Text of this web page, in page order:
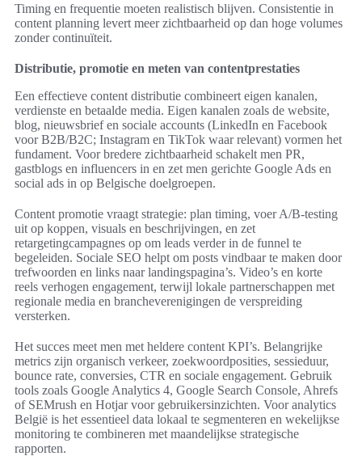
Timing en frequentie moeten realistisch blijven. Consistentie in
content planning levert meer zichtbaarheid op dan hoge volumes
zonder continuïteit.
Distributie, promotie en meten van contentprestaties
Een effectieve content distributie combineert eigen kanalen,
verdienste en betaalde media. Eigen kanalen zoals de website,
blog, nieuwsbrief en sociale accounts (LinkedIn en Facebook
voor B2B/B2C; Instagram en TikTok waar relevant) vormen het
fundament. Voor bredere zichtbaarheid schakelt men PR,
gastblogs en influencers in en zet men gerichte Google Ads en
social ads in op Belgische doelgroepen.
Content promotie vraagt strategie: plan timing, voer A/B-testing
uit op koppen, visuals en beschrijvingen, en zet
retargetingcampagnes op om leads verder in de funnel te
begeleiden. Sociale SEO helpt om posts vindbaar te maken door
trefwoorden en links naar landingspagina’s. Video’s en korte
reels verhogen engagement, terwijl lokale partnerschappen met
regionale media en brancheverenigingen de verspreiding
versterken.
Het succes meet men met heldere content KPI’s. Belangrijke
metrics zijn organisch verkeer, zoekwoordposities, sessieduur,
bounce rate, conversies, CTR en sociale engagement. Gebruik
tools zoals Google Analytics 4, Google Search Console, Ahrefs
of SEMrush en Hotjar voor gebruikersinzichten. Voor analytics
België is het essentieel data lokaal te segmenteren en wekelijkse
monitoring te combineren met maandelijkse strategische
rapporten.